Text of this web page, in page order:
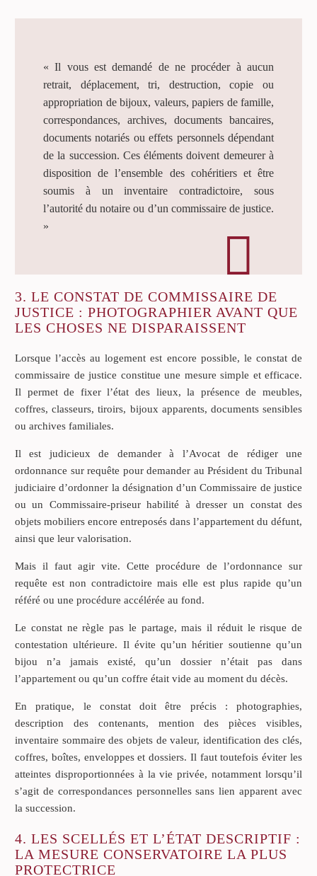
« Il vous est demandé de ne procéder à aucun
retrait, déplacement, tri, destruction, copie ou
appropriation de bijoux, valeurs, papiers de famille,
correspondances, archives, documents bancaires,
documents notariés ou effets personnels dépendant
de la succession. Ces éléments doivent demeurer à
disposition de l’ensemble des cohéritiers et être
soumis à un inventaire contradictoire, sous
l’autorité du notaire ou d’un commissaire de justice.
»
3. LE CONSTAT DE COMMISSAIRE DE
JUSTICE : PHOTOGRAPHIER AVANT QUE
LES CHOSES NE DISPARAISSENT
Lorsque l’accès au logement est encore possible, le constat de
commissaire de justice constitue une mesure simple et efficace.
Il permet de fixer l’état des lieux, la présence de meubles,
coffres, classeurs, tiroirs, bijoux apparents, documents sensibles
ou archives familiales.
Il est judicieux de demander à l’Avocat de rédiger une
ordonnance sur requête pour demander au Président du Tribunal
judiciaire d’ordonner la désignation d’un Commissaire de justice
ou un Commissaire-priseur habilité à dresser un constat des
objets mobiliers encore entreposés dans l’appartement du défunt,
ainsi que leur valorisation.
Mais il faut agir vite. Cette procédure de l’ordonnance sur
requête est non contradictoire mais elle est plus rapide qu’un
référé ou une procédure accélérée au fond.
Le constat ne règle pas le partage, mais il réduit le risque de
contestation ultérieure. Il évite qu’un héritier soutienne qu’un
bijou n’a jamais existé, qu’un dossier n’était pas dans
l’appartement ou qu’un coffre était vide au moment du décès.
En pratique, le constat doit être précis : photographies,
description des contenants, mention des pièces visibles,
inventaire sommaire des objets de valeur, identification des clés,
coffres, boîtes, enveloppes et dossiers. Il faut toutefois éviter les
atteintes disproportionnées à la vie privée, notamment lorsqu’il
s’agit de correspondances personnelles sans lien apparent avec
la succession.
4. LES SCELLÉS ET L’ÉTAT DESCRIPTIF :
LA MESURE CONSERVATOIRE LA PLUS
PROTECTRICE